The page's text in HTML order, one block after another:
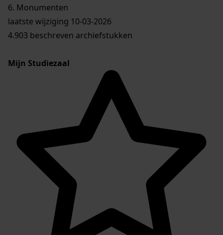
6. Monumenten
laatste wijziging 10-03-2026
4.903 beschreven archiefstukken
Mijn Studiezaal